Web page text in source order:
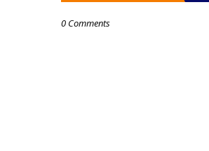
0 Comments